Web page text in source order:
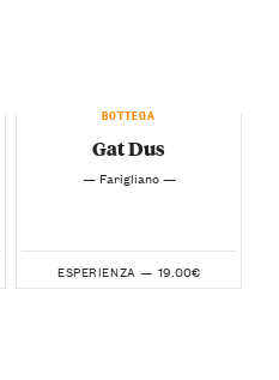
BOTTEGA
Gat Dus
— Farigliano —
ESPERIENZA — 19.00€